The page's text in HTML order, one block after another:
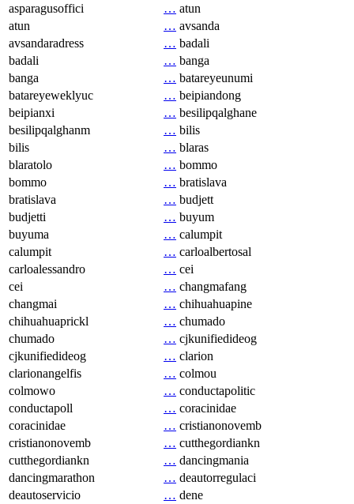
asparagusoffici
… atun
atun
… avsanda
avsandaradress
… badali
badali
… banga
banga
… batareyeunumi
batareyeweklyuc
… beipiandong
beipianxi
… besilipqalghane
besilipqalghanm
… bilis
bilis
… blaras
blaratolo
… bommo
bommo
… bratislava
bratislava
… budjett
budjetti
… buyum
buyuma
… calumpit
calumpit
… carloalbertosal
carloalessandro
… cei
cei
… changmafang
changmai
… chihuahuapine
chihuahuaprickl
… chumado
chumado
… cjkunifiedideog
cjkunifiedideog
… clarion
clarionangelfis
… colmou
colmowo
… conductapolitic
conductapoll
… coracinidae
coracinidae
… cristianonovemb
cristianonovemb
… cutthegordiankn
cutthegordiankn
… dancingmania
dancingmarathon
… deautorregulaci
deautoservicio
… dene